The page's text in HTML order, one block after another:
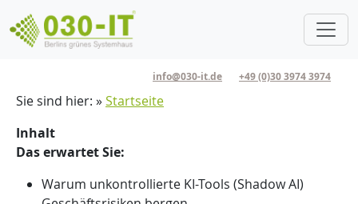
info@030-it.de +49 (0)30 3974 3974
Pfadnavigation
Sie sind hier:
Startseite
Inhalt
Das erwartet Sie:
Warum unkontrollierte KI-Tools (Shadow AI)